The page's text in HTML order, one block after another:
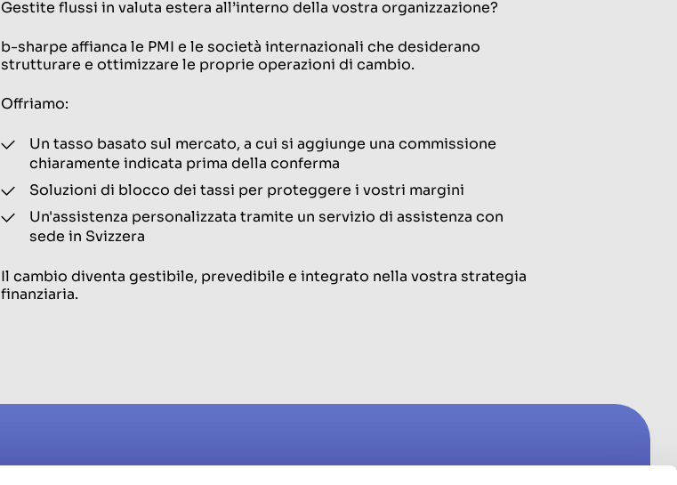
Gestite flussi in valuta estera all’interno della vostra organizzazione?
b-sharpe affianca le PMI e le società internazionali che desiderano
strutturare e ottimizzare le proprie operazioni di cambio.
Offriamo:
Un tasso basato sul mercato, a cui si aggiunge una commissione
chiaramente indicata prima della conferma
Soluzioni di blocco dei tassi per proteggere i vostri margini
Un'assistenza personalizzata tramite un servizio di assistenza con
sede in Svizzera
Il cambio diventa gestibile, prevedibile e integrato nella vostra strategia
finanziaria.